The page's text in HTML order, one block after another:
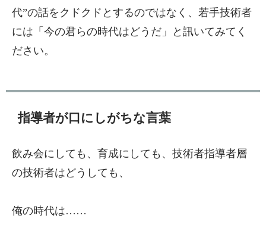
代”の話をクドクドとするのではなく、若手技術者
には「今の君らの時代はどうだ」と訊いてみてく
ださい。
指導者が口にしがちな言葉
飲み会にしても、育成にしても、技術者指導者層
の技術者はどうしても、
俺の時代は……